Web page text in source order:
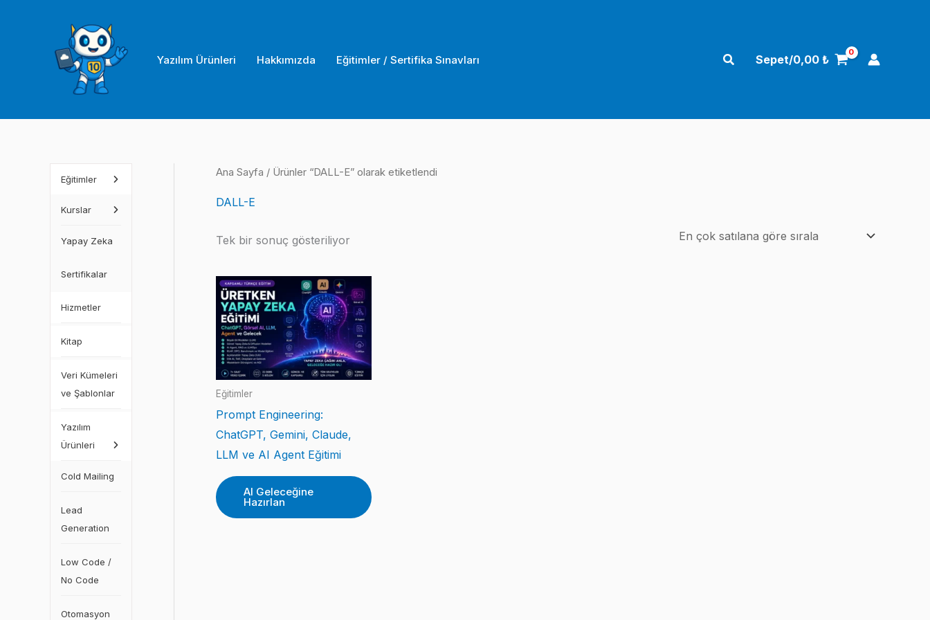
Yazılım Ürünleri Hakkımızda Eğitimler / Sertifika Sınavları AramaSepet/0,00 ₺
Eğitimler
Kurslar
Yapay Zeka
Sertifikalar
Hizmetler
Kitap
Veri Kümeleri
ve Şablonlar
Yazılım
Ürünleri
Cold Mailing
Lead
Generation
Low Code /
No Code
Otomasyon
Ana Sayfa / Ürünler “DALL-E” olarak etiketlendi
DALL-E
Tek bir sonuç gösteriliyor
Eğitimler
Prompt Engineering:
ChatGPT, Gemini, Claude,
LLM ve AI Agent Eğitimi
AI Geleceğine
Hazırlan